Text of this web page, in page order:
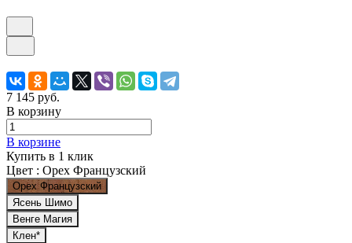
7 145 руб.
В корзину
В корзине
Купить в 1 клик
Цвет : Орех Французский
Орех Французский
Ясень Шимо
Венге Магия
Клен*